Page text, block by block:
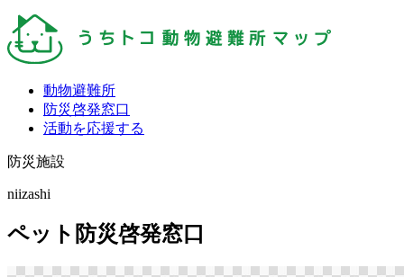
動物避難所
防災啓発窓口
活動を応援する
防災施設
niizashi
ペット防災啓発窓口